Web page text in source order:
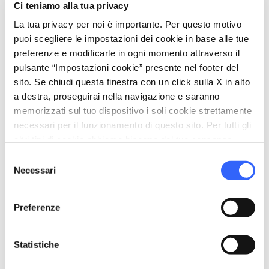
Ci teniamo alla tua privacy
La tua privacy per noi è importante. Per questo motivo
puoi scegliere le impostazioni dei cookie in base alle tue
preferenze e modificarle in ogni momento attraverso il
pulsante “Impostazioni cookie” presente nel footer del
sito. Se chiudi questa finestra con un click sulla X in alto
a destra, proseguirai nella navigazione e saranno
memorizzati sul tuo dispositivo i soli cookie strettamente
necessari per il funzionamento di questo sito. Per tutti gli
delNecessari
Preferenze
Statistiche
Creare un impasto con la carne
macinata, la mortadella a pezzettini, il
prezzemolo, il parmigiano, 2 uova, il
sale, il pepe, la noce moscata e l'aglio
Riempire le costole di sedano con
l'impasto, accoppiarle in modo che
formino una sorta di cilindro e legarle
Infarinare i cilindri ottenuti e ripassarli
nelle uova sbattute
Procedere a friggere in abbondante olio